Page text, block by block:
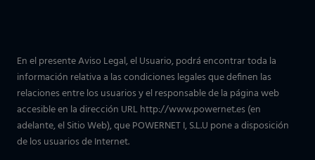
En el presente Aviso Legal, el Usuario, podrá encontrar toda la
información relativa a las condiciones legales que definen las
relaciones entre los usuarios y el responsable de la página web
accesible en la dirección URL http://www.powernet.es (en
adelante, el Sitio Web), que POWERNET I, S.L.U pone a disposición
de los usuarios de Internet.